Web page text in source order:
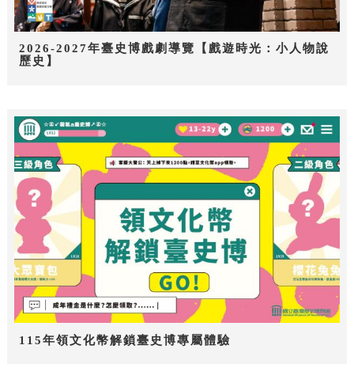
2026-2027年臺史博戲劇導覽【戲遊時光：小人物說
歷史】
115年領文化幣解鎖臺史博專屬體驗